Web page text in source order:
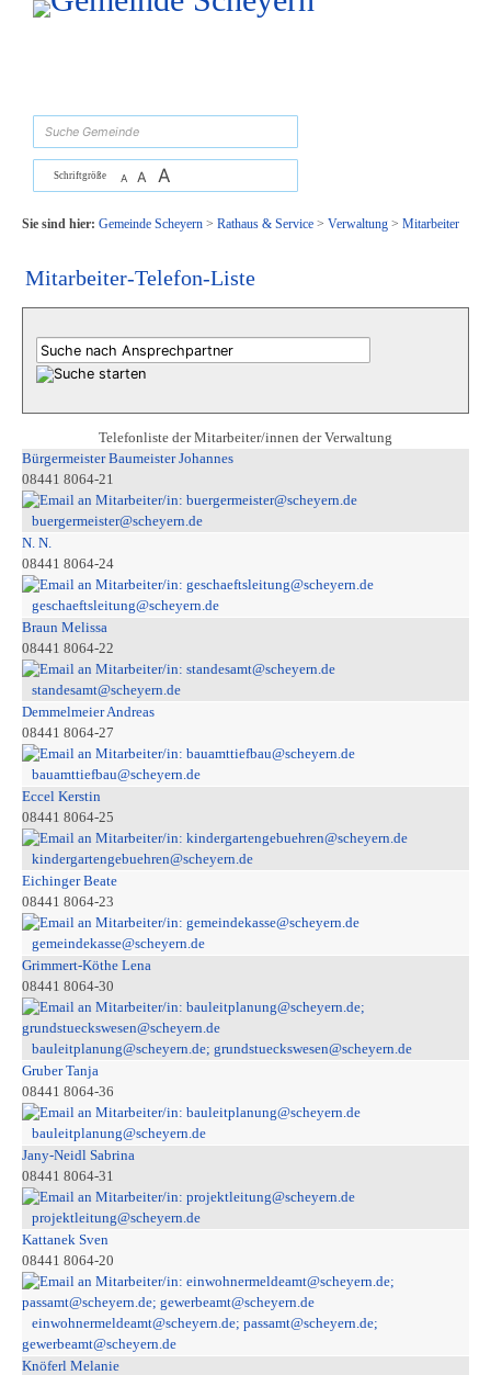
Zum Inhalt, zur Navigationoder zur Startseite springen.
Schriftgröße A A A
Sie sind hier: Gemeinde Scheyern> Rathaus & Service> Verwaltung> Mitarbeiter
Mitarbeiter-Telefon-Liste
Telefonliste der Mitarbeiter/innen der Verwaltung
Bürgermeister Baumeister Johannes
08441 8064-21
buergermeister@scheyern.de
N. N.
08441 8064-24
geschaeftsleitung@scheyern.de
Braun Melissa
08441 8064-22
standesamt@scheyern.de
Demmelmeier Andreas
08441 8064-27
bauamttiefbau@scheyern.de
Eccel Kerstin
08441 8064-25
kindergartengebuehren@scheyern.de
Eichinger Beate
08441 8064-23
gemeindekasse@scheyern.de
Grimmert-Köthe Lena
08441 8064-30
bauleitplanung@scheyern.de; grundstueckswesen@scheyern.de
Gruber Tanja
08441 8064-36
bauleitplanung@scheyern.de
Jany-Neidl Sabrina
08441 8064-31
projektleitung@scheyern.de
Kattanek Sven
08441 8064-20
einwohnermeldeamt@scheyern.de; passamt@scheyern.de;
gewerbeamt@scheyern.de
Knöferl Melanie